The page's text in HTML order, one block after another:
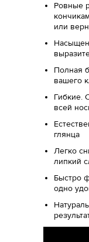
Ровные
или
Полная
вашего
Гибкие.
всей
глянца
Легко
липкий
Быстро
одно